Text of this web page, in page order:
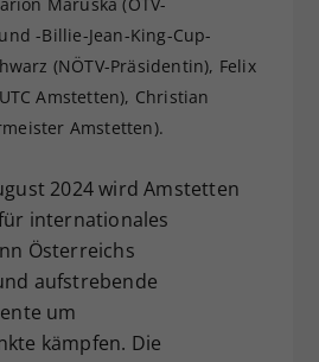
-Billie-Jean-King-Cup-
(NÖTV-Präsidentin), Felix
Amstetten), Christian
Amstetten).
2024 wird Amstetten
internationales
Österreichs
aufstrebende
um
kämpfen. Die
Wert speichert Ihre Consent-
Unter anderem eine
generierte ID, für die
Speicherung Ihrer
Einstellungen, falls der